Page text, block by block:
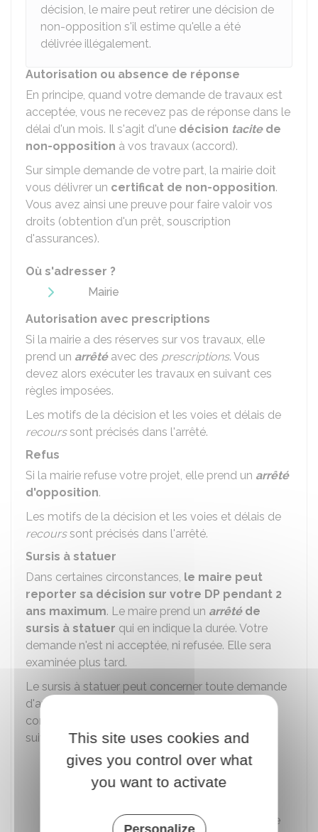
décision, le maire peut retirer une décision de
non-opposition s'il estime qu'elle a été
délivrée illégalement.
Autorisation ou absence de réponse
En principe, quand votre demande de travaux est
acceptée, vous ne recevez pas de réponse dans le
délai d'un mois. Il s'agit d'une décision tacitede
non-opposition à vos travaux (accord).
Sur simple demande de votre part, la mairie doit
vous délivrer un certificat de non-opposition.
Vous avez ainsi une preuve pour faire valoir vos
droits (obtention d'un prêt, souscription
d'assurances).
Où s'adresser ?
Mairie
Autorisation avec prescriptions
Si la mairie a des réserves sur vos travaux, elle
prend un arrêtéavec des prescriptions. Vous
devez alors exécuter les travaux en suivant ces
règles imposées.
Les motifs de la décision et les voies et délais de
recourssont précisés dans l'arrêté.
Refus
Si la mairie refuse votre projet, elle prend un arrêté
d'opposition.
Les motifs de la décision et les voies et délais de
recourssont précisés dans l'arrêté.
Sursis à statuer
Dans certaines circonstances, le maire peut
reporter sa décision sur votre DP pendant 2
ans maximum. Le maire prend un arrêtéde
sursis à statuer qui en indique la durée. Votre
demande n'est ni acceptée, ni refusée. Elle sera
examinée plus tard.
Le sursis à statuer peut concerner toute demande
d'autorisation concernant des travaux,
constructions ou installations dans les cas
suivants :
Terrain qui fait partie du périmètre d'une
zone d'aménagement concerté (
déclaration d'utilité publique (
) d'une
This site uses cookies and
gives you control over what
you want to activate
Personalize